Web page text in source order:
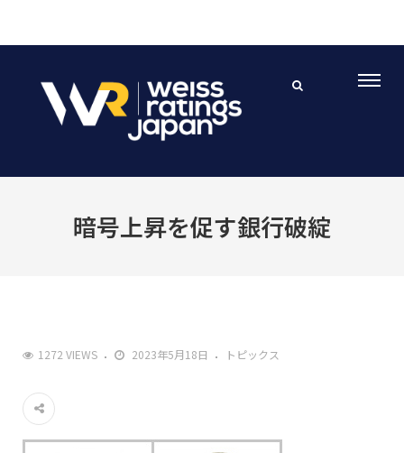
暗号上昇を促す銀行破綻
1272 VIEWS 2023年5月18日 トピックス